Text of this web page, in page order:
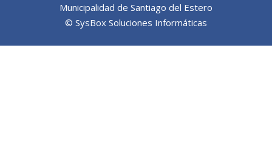
Municipalidad de Santiago del Estero
© SysBox Soluciones Informáticas